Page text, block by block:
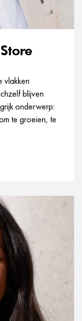
vlakken
blijven
onderwerp:
te groeien, te